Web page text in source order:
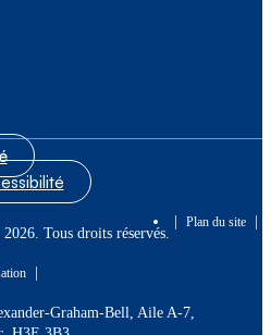
Tous droits réservés.
Plan du site
Graham-Bell, Aile A-7,